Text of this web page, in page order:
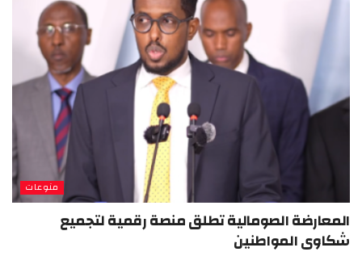
منوعات
المعارضة الصومالية تطلق منصة رقمية لتجميع
شكاوى المواطنين